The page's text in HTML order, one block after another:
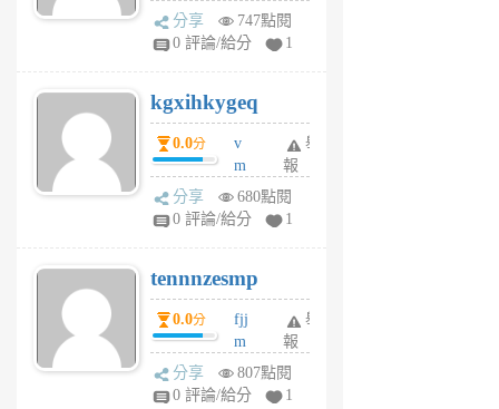
wi
w
6
個
月
前
分享
747點閱
0 評論/給分
1
kgxihkygeq
0.0分
v
m
sg
sr
6
個
月
前
舉
報
分享
680點閱
0 評論/給分
1
tennnzesmp
0.0分
fjj
m
w
rs
舉
報
分享
807點閱
0 評論/給分
1